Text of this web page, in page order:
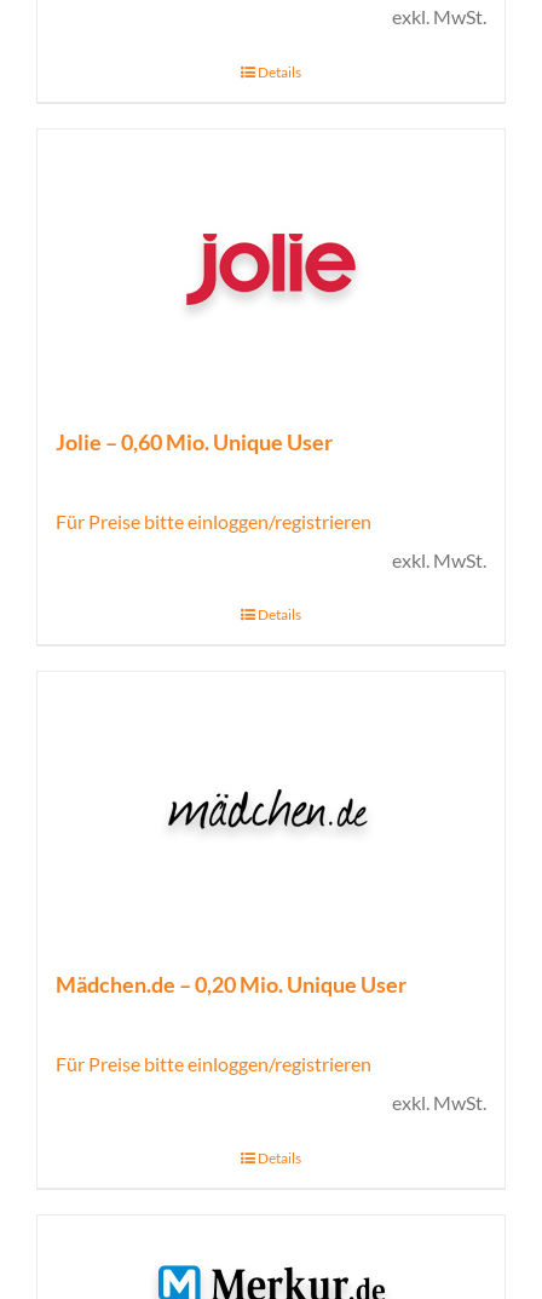
exkl. MwSt.
Details
Jolie – 0,60 Mio. Unique User
Für Preise bitte einloggen/registrieren
exkl. MwSt.
Details
Mädchen.de – 0,20 Mio. Unique User
Für Preise bitte einloggen/registrieren
exkl. MwSt.
Details